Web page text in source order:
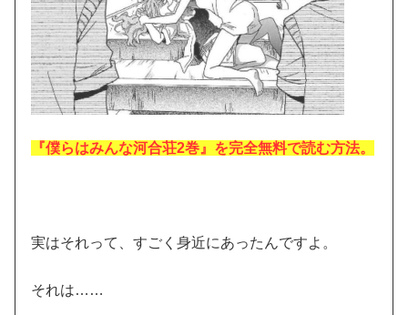
『僕らはみんな河合荘2巻』を完全無料で読む方法。
実はそれって、すごく身近にあったんですよ。
それは……